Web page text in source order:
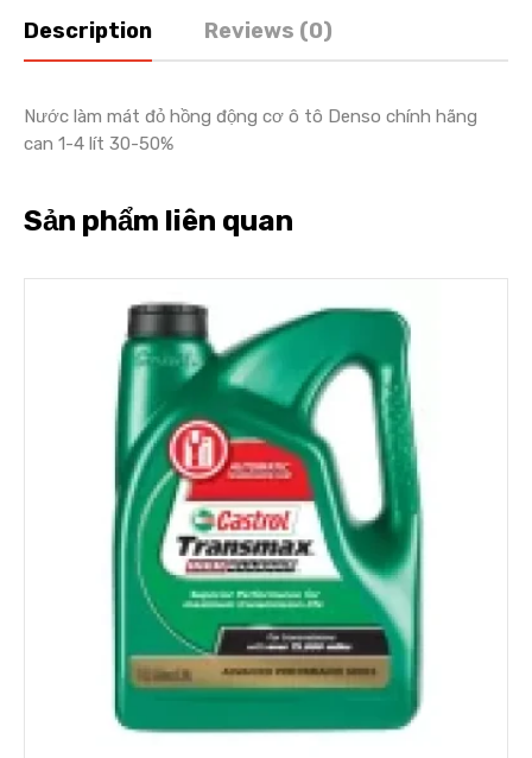
Description Reviews (0)
Nước làm mát đỏ hồng động cơ ô tô Denso chính hãng
can 1-4 lít 30-50%
Sản phẩm liên quan